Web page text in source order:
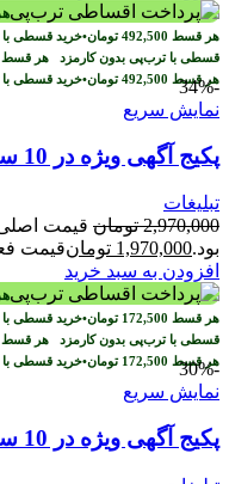
هر قسط 492,500 تومان•خرید قسطی با
قسطی با ترب‌پی بدون کارمزد هر قسط
هر قسط 492,500 تومان•خرید قسطی با
-34%
نمایش سریع
پکیج آگهی ویژه در 10 سایت 3 ماهه
تبلیغات
2,970,000 تومان
بود.1,970,000 تومانقیمت فعلی 1,970,000
افزودن به سبد خرید
هر قسط 172,500 تومان•خرید قسطی با
قسطی با ترب‌پی بدون کارمزد هر قسط
هر قسط 172,500 تومان•خرید قسطی با
-30%
نمایش سریع
پکیج آگهی ویژه در 10 سایت یک 1 ماهه